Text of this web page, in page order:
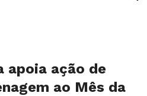
apoia ação de
ao Mês da